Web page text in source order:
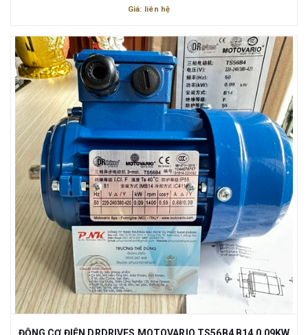
Giá: liên hệ
ĐỘNG CƠ ĐIỆN DRDRIVES MOTOVARIO TS56B4 B14 0.09KW